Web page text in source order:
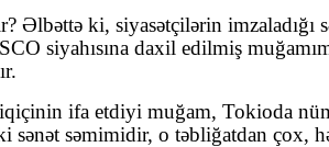
Əlbəttə ki, siyasətçilərin
siyahısına daxil edilmiş
ifa etdiyi muğam, Tokioda
sənət səmimidir, o təbliğatdan çox,